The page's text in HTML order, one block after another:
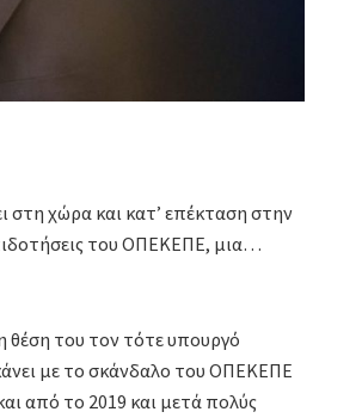
στη χώρα και κατ’ επέκταση στην
του ΟΠΕΚΕΠΕ, μια…
του τον τότε υπουργό
με το σκάνδαλο του ΟΠΕΚΕΠΕ
από το 2019 και μετά πολύς